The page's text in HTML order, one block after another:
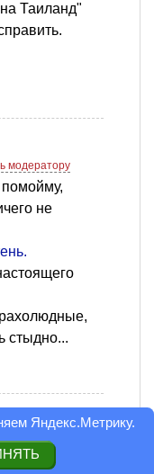
Таиланд"
модератору
не
стыдно...
Яндекс.Метрику.